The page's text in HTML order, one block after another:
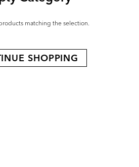
matching the selection.
SHOPPING